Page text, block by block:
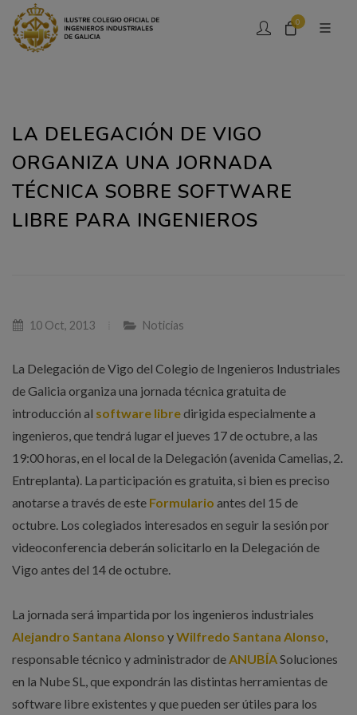
0
LA DELEGACIÓN DE VIGO
ORGANIZA UNA JORNADA
TÉCNICA SOBRE SOFTWARE
LIBRE PARA INGENIEROS
10 Oct, 2013 Noticias
La Delegación de Vigo del Colegio de Ingenieros Industriales
de Galicia organiza una jornada técnica gratuita de
introducción al software libredirigida especialmente a
ingenieros, que tendrá lugar el jueves 17 de octubre, a las
19:00 horas, en el local de la Delegación (avenida Camelias, 2.
Entreplanta). La participación es gratuita, si bien es preciso
anotarse a través de este Formulario antes del 15 de
octubre. Los colegiados interesados en seguir la sesión por
videoconferencia deberán solicitarlo en la Delegación de
Vigo antes del 14 de octubre.
La jornada será impartida por los ingenieros industriales
Alejandro Santana Alonso yWilfredo Santana Alonso,
responsable técnico y administrador deANUBÍASoluciones
en la Nube SL, que expondrán las distintas herramientas de
software libre existentes y que pueden ser útiles para los